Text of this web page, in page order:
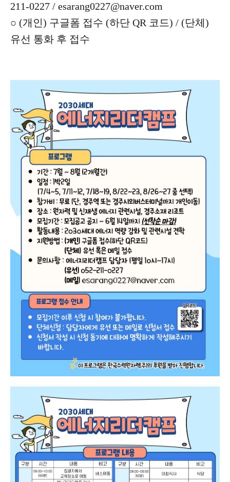
211-0227 / esarang0227@naver.com
○ (개인) 구글폼 접수 (하단 QR 코드) / (단체)
유선 통화 후 접수